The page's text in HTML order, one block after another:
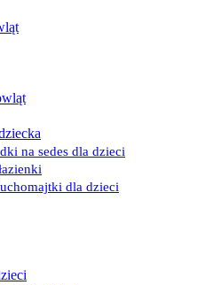
na sedes dla dzieci
dla dzieci